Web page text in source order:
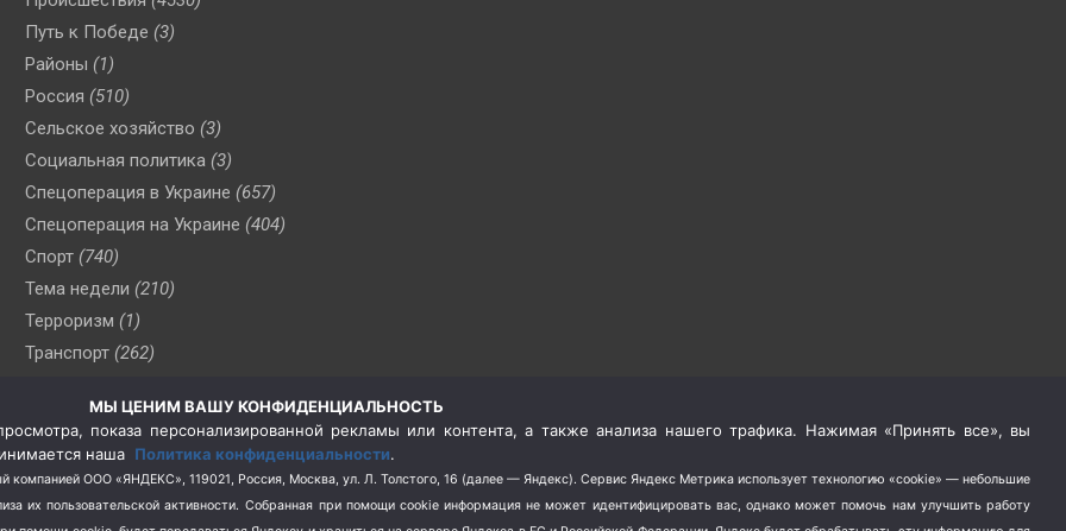
Путь к Победе (3)
Районы (1)
Россия (510)
Сельское хозяйство (3)
Социальная политика (3)
Спецоперация в Украине (657)
Спецоперация на Украине (404)
Спорт (740)
Тема недели (210)
Терроризм (1)
Транспорт (262)
(76)
Цены (2)
Школа и спорт (2)
Экология (8)
МЫ ЦЕНИМ ВАШУ КОНФИДЕНЦИАЛЬНОСТЬ
показа персонализированной рекламы или контента, а также анализа нашего трафика. Нажимая «Принять все», вы
наша Политика конфиденциальности.
компанией ООО «ЯНДЕКС», 119021, Россия, Москва, ул. Л. Толстого, 16 (далее — Яндекс). Сервис Яндекс Метрика использует технологию «cookie» — небольшие
их пользовательской активности. Собранная при помощи cookie информация не может идентифицировать вас, однако может помочь нам улучшить работу